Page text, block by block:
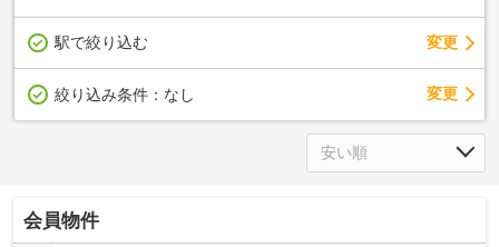
駅で絞り込む 変更
絞り込み条件： なし 変更
会員物件